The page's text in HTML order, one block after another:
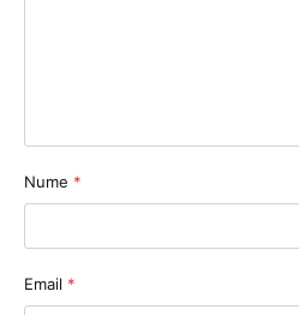
Nume *
Email *